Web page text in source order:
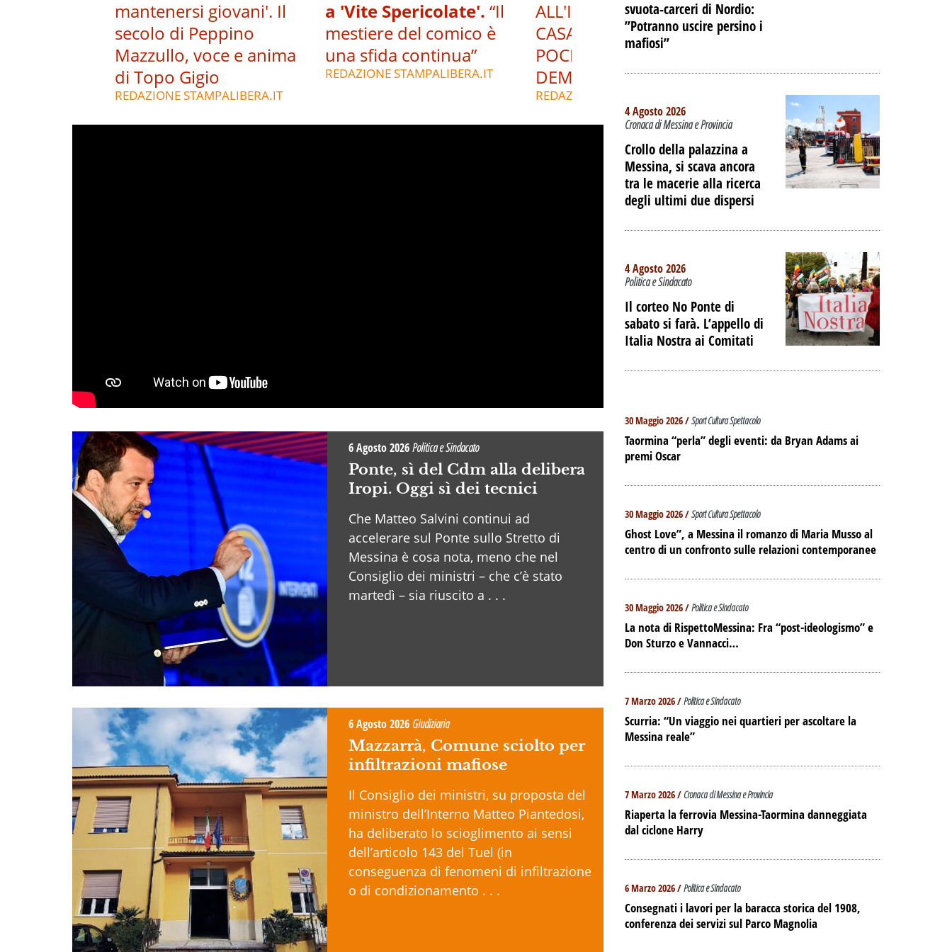
mantenersi giovani'. Il
secolo di Peppino
Mazzullo, voce e anima
di Topo Gigio
REDAZIONE STAMPALIBERA.IT
a 'Vite Spericolate'. “Il
mestiere del comico è
una sfida continua”
REDAZIONE STAMPALIBERA.IT
ALL'INTERNO DELL'EX
CASA DEL PORTUALE A
POCHE ORE DALLA
DEMOLIZIONE
REDAZIONE STAMPALIBERA.IT
6 Agosto 2026Politica e Sindacato
Ponte, sì del Cdm alla delibera
Iropi. Oggi sì dei tecnici
Che Matteo Salvini continui ad
accelerare sul Ponte sullo Stretto di
Messina è cosa nota, meno che nel
Consiglio dei ministri – che c’è stato
martedì – sia riuscito a . . .
6 Agosto 2026 Giudiziaria
Mazzarrà, Comune sciolto per
infiltrazioni mafiose
Il Consiglio dei ministri, su proposta del
ministro dell’Interno Matteo Piantedosi,
ha deliberato lo scioglimento ai sensi
dell’articolo 143 del Tuel (in
conseguenza di fenomeni di infiltrazione
o di condizionamento . . .
svuota-carceri di Nordio:
”Potranno uscire persino i
mafiosi”
4 Agosto 2026
Cronaca di Messina e Provincia
Crollo della palazzina a
Messina, si scava ancora
tra le macerie alla ricerca
degli ultimi due dispersi
4 Agosto 2026
Politica e Sindacato
Il corteo No Ponte di
sabato si farà. L’appello di
Italia Nostra ai Comitati
30 Maggio 2026 /Sport Cultura Spettacolo
Taormina “perla” degli eventi: da Bryan Adams ai
premi Oscar
30 Maggio 2026 /Sport Cultura Spettacolo
Ghost Love”, a Messina il romanzo di Maria Musso al
centro di un confronto sulle relazioni contemporanee
30 Maggio 2026 /Politica e Sindacato
La nota di RispettoMessina: Fra “post-ideologismo” e
Don Sturzo e Vannacci…
7 Marzo 2026 /Politica e Sindacato
Scurria: “Un viaggio nei quartieri per ascoltare la
Messina reale”
7 Marzo 2026 / Cronaca di Messina e Provincia
Riaperta la ferrovia Messina-Taormina danneggiata
dal ciclone Harry
6 Marzo 2026 /Politica e Sindacato
Consegnati i lavori per la baracca storica del 1908,
conferenza dei servizi sul Parco Magnolia